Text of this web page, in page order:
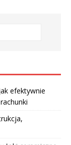
efektywnie